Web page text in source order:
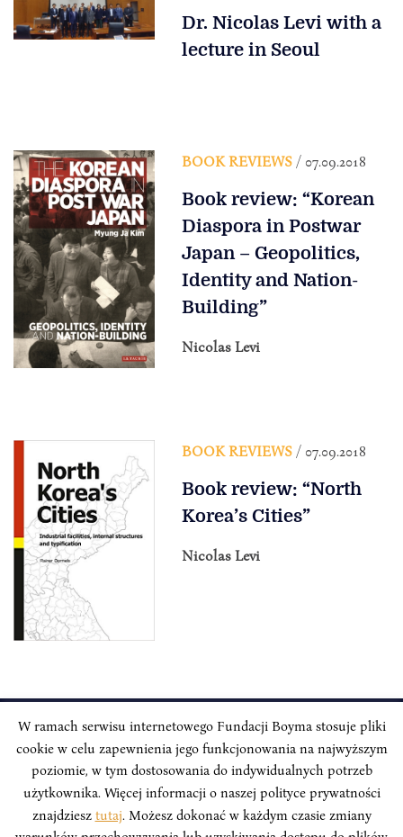
Dr. Nicolas Levi with a
lecture in Seoul
BOOK REVIEWS/ 07.09.2018
Book review: “Korean
Diaspora in Postwar
Japan – Geopolitics,
Identity and Nation-
Building”
Nicolas Levi
BOOK REVIEWS/ 07.09.2018
Book review: “North
Korea’s Cities”
Nicolas Levi
INSTYTUT BOYMA / Asian Century
Correspondence address: Freta 11/5, 00-227 Warsaw, Poland
Stay Connected, Visit our Social Media Pages:
W ramach serwisu internetowego Fundacji Boyma stosuje pliki
cookie w celu zapewnienia jego funkcjonowania na najwyższym
poziomie, w tym dostosowania do indywidualnych potrzeb
użytkownika. Więcej informacji o naszej polityce prywatności
znajdziesz tutaj. Możesz dokonać w każdym czasie zmiany